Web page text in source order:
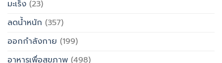
มะเร็ง (23)
ลดน้ำหนัก (357)
ออกกำลังกาย (199)
อาหารเพื่อสุขภาพ (498)